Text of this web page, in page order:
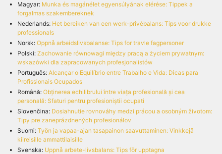
Magyar: Munka és magánélet egyensúlyának elérése: Tippek a
forgalmas szakembereknek
Nederlands: Het bereiken van een werk-privébalans: Tips voor drukke
professionals
Norsk: Oppnå arbeidslivsbalanse: Tips for travle fagpersoner
Polski: Zachowanie równowagi między pracą a życiem prywatnym:
wskazówki dla zapracowanych profesjonalistów
Português: Alcançar o Equilíbrio entre Trabalho e Vida: Dicas para
Profissionais Ocupados
Română: Obținerea echilibrului între viața profesională și cea
personală: Sfaturi pentru profesioniștii ocupati
Slovenčina: Dosiahnutie rovnováhy medzi prácou a osobným životom:
Tipy pre zaneprázdnených profesionálov
Suomi: Työn ja vapaa-ajan tasapainon saavuttaminen: Vinkkejä
kiireisille ammattilaisille
Svenska: Uppnå arbete-livsbalans: Tips för upptagna